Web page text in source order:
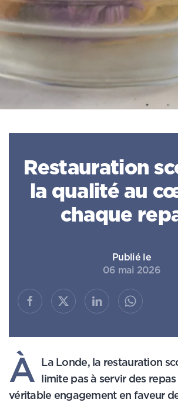
Restauration
la qualité au
chaque
Publié le
06 mai 2026
À
La Londe, la restauration
limite pas à servir des
véritable engagement en faveur